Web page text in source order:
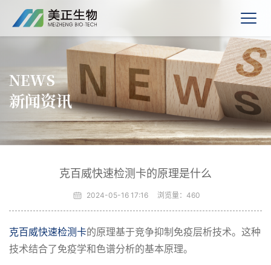
NEWS
新闻资讯
克百威快速检测卡的原理是什么
2024-05-16 17:16 浏览量： 460
克百威快速检测卡的原理基于竞争抑制免疫层析技术。这种
技术结合了免疫学和色谱分析的基本原理。